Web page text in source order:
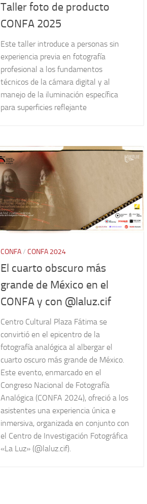
Taller foto de producto
CONFA 2025
Este taller introduce a personas sin
experiencia previa en fotografía
profesional a los fundamentos
técnicos de la cámara digital y al
manejo de la iluminación específica
para superficies reflejante
CONFA/ CONFA 2024
El cuarto obscuro más
grande de México en el
CONFA y con @laluz.cif
Centro Cultural Plaza Fátima se
convirtió en el epicentro de la
fotografía analógica al albergar el
cuarto oscuro más grande de México.
Este evento, enmarcado en el
Congreso Nacional de Fotografía
Analógica (CONFA 2024), ofreció a los
asistentes una experiencia única e
inmersiva, organizada en conjunto con
el Centro de Investigación Fotográfica
«La Luz» (@laluz.cif).